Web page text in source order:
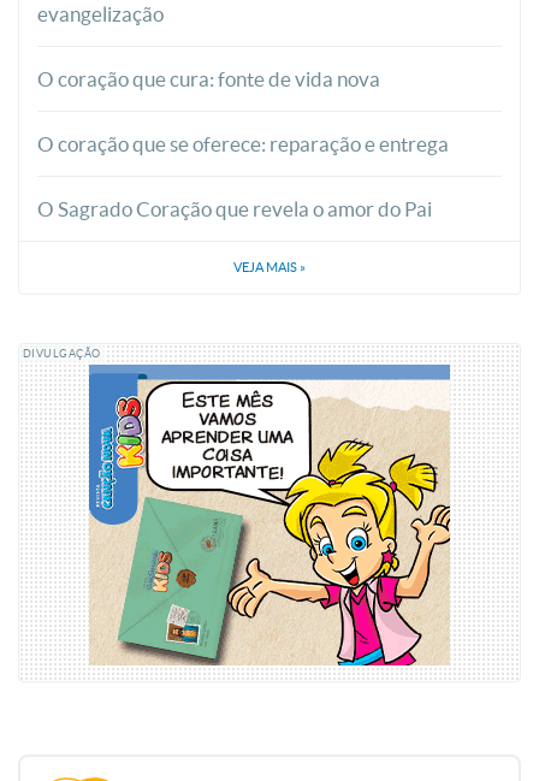
evangelização
O coração que cura: fonte de vida nova
O coração que se oferece: reparação e entrega
O Sagrado Coração que revela o amor do Pai
VEJA MAIS »
DIVULGAÇÃO